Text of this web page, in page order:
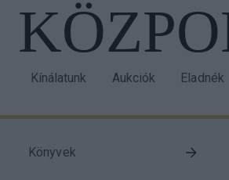
Ugrás
tartalomra
navigation
Kínálatunk Aukciók Eladnék
Könyvek